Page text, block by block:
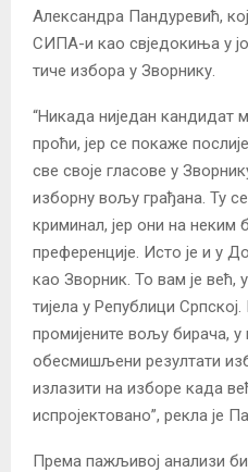
Александра Пандуревић,
СИПА-и као свједокиња у
тиче избора у Зворнику.
“Никада ниједан кандидат
проћи, јер се покаже
све своје гласове у
изборну вољу грађана. Ту
криминал, јер они на неким
преференције. Исто је и у
као Зворник. То вам је већ,
тијела у Републици
промијените вољу бирача, у
обесмишљени резултати
излазити на изборе када
испројектовано”, рекла је
Према пажљивој анализи